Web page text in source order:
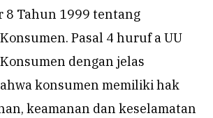
8 Tahun 1999 tentang
Pasal 4 huruf a UU
dengan jelas
konsumen memiliki hak
keamanan dan keselamatan